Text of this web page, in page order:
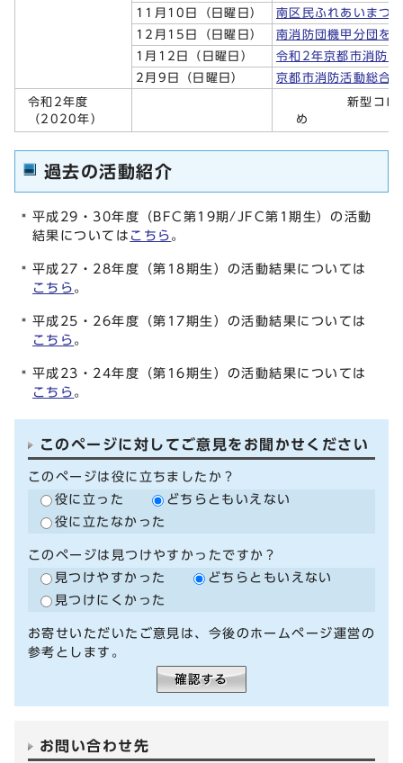
11月10日（日曜日）
南区民ふれあいまつ
12月15日（日曜日）
南消防団機甲分団を
1月12日（日曜日）
令和2年京都市消防
2月9日（日曜日）
京都市消防活動総合
令和2年度
（2020年）
新型コロ
め 活動
過去の活動紹介
平成29・30年度（BFC第19期/JFC第1期生）の活動
結果については こちら 。
平成27・28年度（第18期生）の活動結果については
こちら 。
平成25・26年度（第17期生）の活動結果については
こちら 。
平成23・24年度（第16期生）の活動結果については
こちら 。
このページに対してご意見をお聞かせください
このページは役に立ちましたか？
役に立った
どちらともいえない
役に立たなかった
このページは見つけやすかったですか？
見つけやすかった
どちらともいえない
見つけにくかった
お寄せいただいたご意見は、今後のホームページ運営の
参考とします。
お問い合わせ先